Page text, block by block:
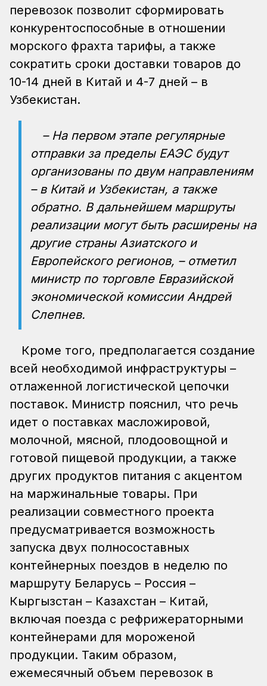
перевозок позволит сформировать
конкурентоспособные в отношении
морского фрахта тарифы, а также
сократить сроки доставки товаров до
10-14 дней в Китай и 4-7 дней – в
Узбекистан.
– На первом этапе регулярные
отправки за пределы ЕАЭС будут
организованы по двум направлениям
– в Китай и Узбекистан, а также
обратно. В дальнейшем маршруты
реализации могут быть расширены на
другие страны Азиатского и
Европейского регионов, – отметил
министр по торговле Евразийской
экономической комиссии Андрей
Слепнев.
Кроме того, предполагается создание
всей необходимой инфраструктуры –
отлаженной логистической цепочки
поставок. Министр пояснил, что речь
идет о поставках масложировой,
молочной, мясной, плодоовощной и
готовой пищевой продукции, а также
других продуктов питания с акцентом
на маржинальные товары. При
реализации совместного проекта
предусматривается возможность
запуска двух полносоставных
контейнерных поездов в неделю по
маршруту Беларусь – Россия –
Кыргызстан – Казахстан – Китай,
включая поезда с рефрижераторными
контейнерами для мороженой
продукции. Таким образом,
ежемесячный объем перевозок в